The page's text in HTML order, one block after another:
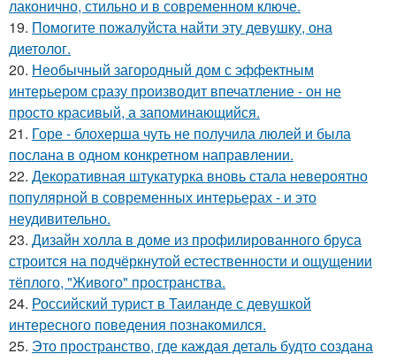
лаконично, стильно и в современном ключе.
19. Помогите пожалуйста найти эту девушку, она
диетолог.
20. Необычный загородный дом с эффектным
интерьером сразу производит впечатление - он не
просто красивый, а запоминающийся.
21. Горе - блохерша чуть не получила люлей и была
послана в одном конкретном направлении.
22. Декоративная штукатурка вновь стала невероятно
популярной в современных интерьерах - и это
неудивительно.
23. Дизайн холла в доме из профилированного бруса
строится на подчёркнутой естественности и ощущении
тёплого, "Живого" пространства.
24. Российский турист в Таиланде с девушкой
интересного поведения познакомился.
25. Это пространство, где каждая деталь будто создана